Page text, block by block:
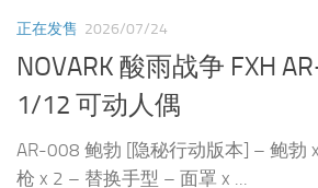
正在发售 2026/07/24
NOVARK 酸雨战争 FXH
1/12 可动人偶
AR-008 鲍勃 [隐秘行动版本] – 鲍勃
枪 x 2 – 替换手型 – 面罩 x ...